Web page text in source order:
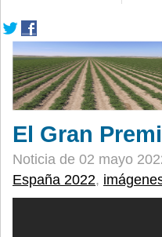
El Gran
Noticia de 02 mayo
España 2022,